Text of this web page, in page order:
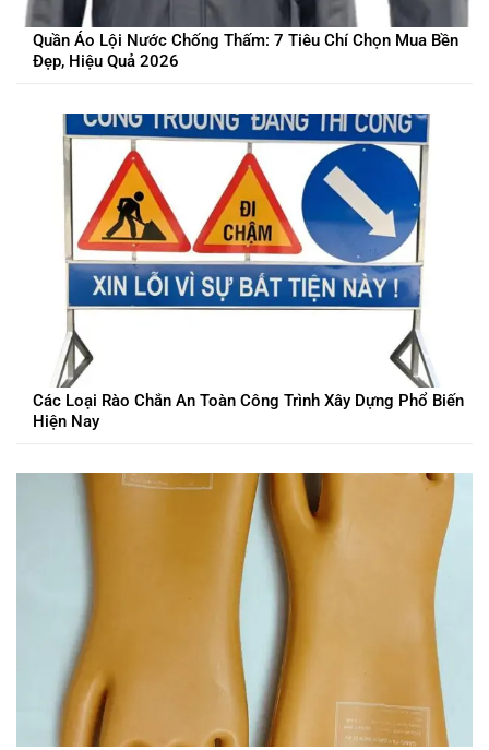
Quần Áo Lội Nước Chống Thấm: 7 Tiêu Chí Chọn Mua Bền
Đẹp, Hiệu Quả 2026
Các Loại Rào Chắn An Toàn Công Trình Xây Dựng Phổ Biến
Hiện Nay